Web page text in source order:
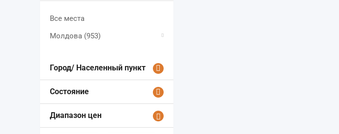
Все места
Молдова (953)
Город/ Населенный пункт
Состояние
Диапазон цен